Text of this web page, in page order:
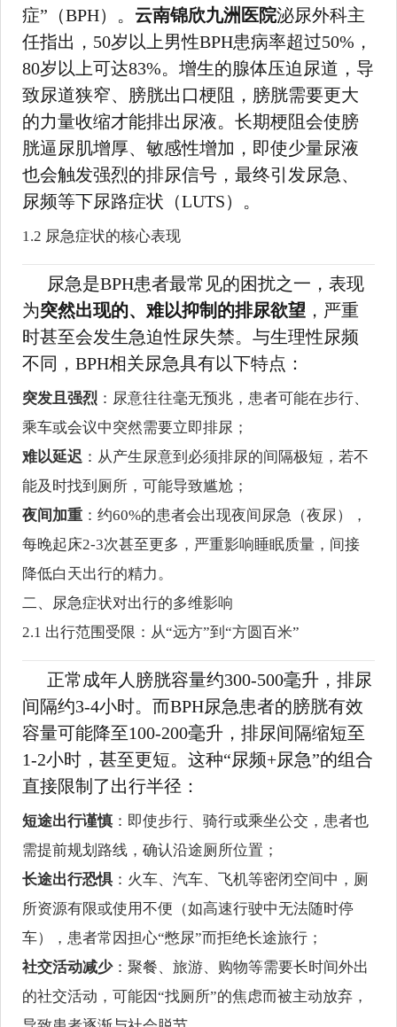
症”（BPH）。 云南锦欣九洲医院泌尿外科主
任指出，50岁以上男性BPH患病率超过50%，
80岁以上可达83%。增生的腺体压迫尿道，导
致尿道狭窄、膀胱出口梗阻，膀胱需要更大
的力量收缩才能排出尿液。长期梗阻会使膀
胱逼尿肌增厚、敏感性增加，即使少量尿液
也会触发强烈的排尿信号，最终引发尿急、
尿频等下尿路症状（LUTS）。
1.2 尿急症状的核心表现
尿急是BPH患者最常见的困扰之一，表现
为突然出现的、难以抑制的排尿欲望 ，严重
时甚至会发生急迫性尿失禁。与生理性尿频
不同，BPH相关尿急具有以下特点：
突发且强烈 ：尿意往往毫无预兆，患者可能在步行、
乘车或会议中突然需要立即排尿；
难以延迟 ：从产生尿意到必须排尿的间隔极短，若不
能及时找到厕所，可能导致尴尬；
夜间加重 ：约60%的患者会出现夜间尿急（夜尿），
每晚起床2-3次甚至更多，严重影响睡眠质量，间接
降低白天出行的精力。
二、尿急症状对出行的多维影响
2.1 出行范围受限：从“远方”到“方圆百米”
正常成年人膀胱容量约300-500毫升，排尿
间隔约3-4小时。而BPH尿急患者的膀胱有效
容量可能降至100-200毫升，排尿间隔缩短至
1-2小时，甚至更短。这种“尿频+尿急”的组合
直接限制了出行半径：
短途出行谨慎 ：即使步行、骑行或乘坐公交，患者也
需提前规划路线，确认沿途厕所位置；
长途出行恐惧 ：火车、汽车、飞机等密闭空间中，厕
所资源有限或使用不便（如高速行驶中无法随时停
车），患者常因担心“憋尿”而拒绝长途旅行；
社交活动减少：聚餐、旅游、购物等需要长时间外出
的社交活动，可能因“找厕所”的焦虑而被主动放弃，